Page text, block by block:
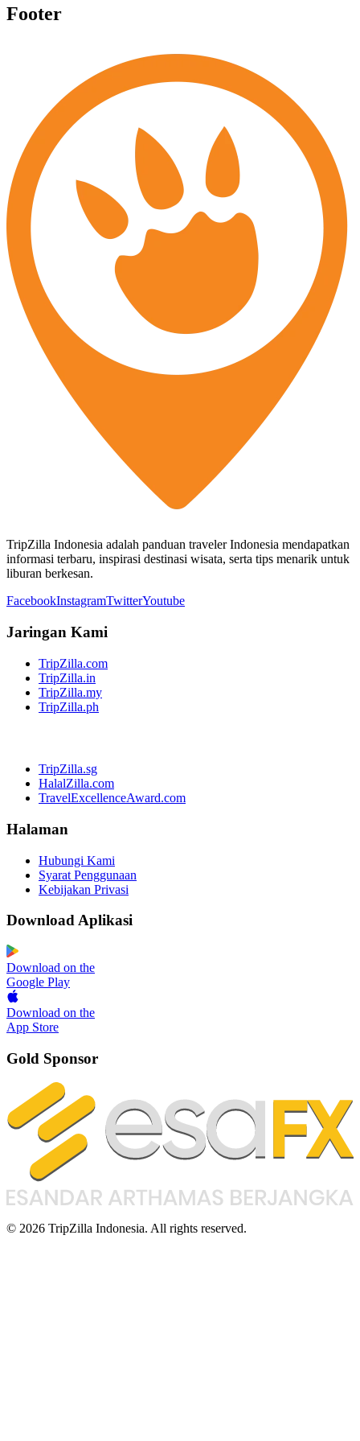
Footer
TripZilla Indonesia adalah panduan traveler Indonesia mendapatkan
informasi terbaru, inspirasi destinasi wisata, serta tips menarik untuk
liburan berkesan.
FacebookInstagramTwitterYoutube
Jaringan Kami
TripZilla.com
TripZilla.in
TripZilla.my
TripZilla.ph
TripZilla.sg
HalalZilla.com
TravelExcellenceAward.com
Halaman
Hubungi Kami
Syarat Penggunaan
Kebijakan Privasi
Download Aplikasi
Download on the
Google Play
Download on the
App Store
Gold Sponsor
© 2026 TripZilla Indonesia. All rights reserved.